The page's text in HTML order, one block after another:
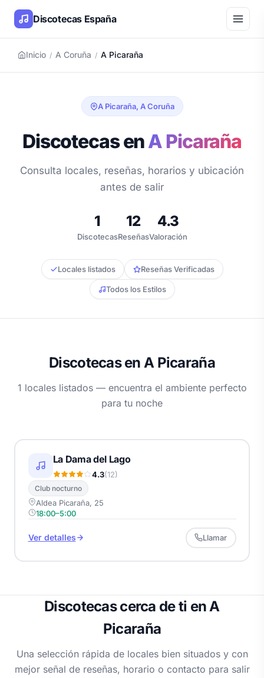
Discotecas España
Inicio / A Coruña / A Picaraña
A Picaraña, A Coruña
Discotecas enA Picaraña
Consulta locales, reseñas, horarios y ubicación
antes de salir
1
Discotecas
12
Reseñas
4.3
Valoración
Locales listados Reseñas Verificadas
Todos los Estilos
Discotecas en A Picaraña
1 locales listados — encuentra el ambiente perfecto
para tu noche
La Dama del Lago
4.3(12)
Club nocturno
Aldea Picaraña, 25
18:00–5:00
Ver detalles Llamar
Discotecas cerca de ti en A
Picaraña
Una selección rápida de locales bien situados y con
mejor señal de reseñas, horario o contacto para salir